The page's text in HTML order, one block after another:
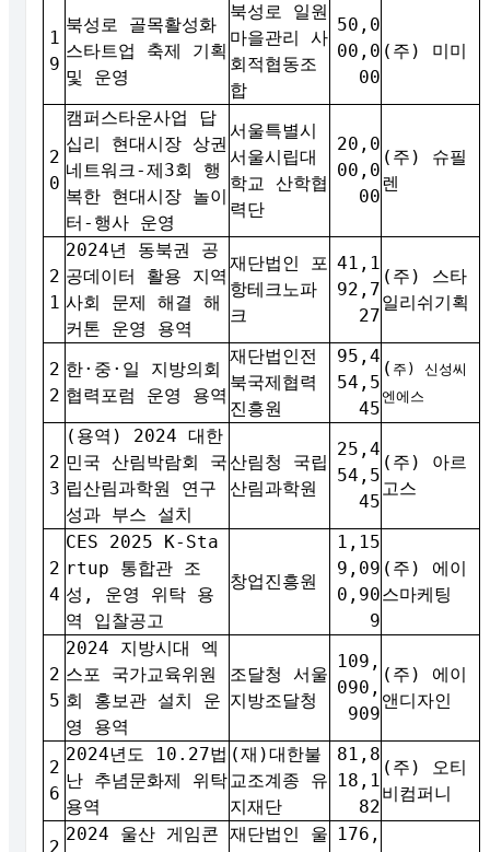
1
9
북성로 골목활성화
스타트업 축제 기획
및 운영
북성로 일원
마을관리 사
회적협동조
합
50,0
00,0
00
(주) 미미
2
0
캠퍼스타운사업 답
십리 현대시장 상권
네트워크-제3회 행
복한 현대시장 놀이
터-행사 운영
서울특별시
서울시립대
학교 산학협
력단
20,0
00,0
00
(주) 슈필
렌
2
1
2024년 동북권 공
공데이터 활용 지역
사회 문제 해결 해
커톤 운영 용역
재단법인 포
항테크노파
크
41,1
92,7
27
(주) 스타
일리쉬기획
2
2
한·중·일 지방의회
협력포럼 운영 용역
재단법인전
북국제협력
진흥원
95,4
54,5
45
( 주) 신성씨
엔에스
2
3
(용역) 2024 대한
민국 산림박람회 국
립산림과학원 연구
성과 부스 설치
산림청 국립
산림과학원
25,4
54,5
45
(주) 아르
고스
2
4
CES 2025 K-Sta
rtup 통합관 조
성, 운영 위탁 용
역 입찰공고
창업진흥원
1,15
9,09
0,90
9
(주) 에이
스마케팅
2
5
2024 지방시대 엑
스포 국가교육위원
회 홍보관 설치 운
영 용역
조달청 서울
지방조달청
109,
090,
909
(주) 에이
앤디자인
2
6
2024년도 10.27법
난 추념문화제 위탁
용역
(재)대한불
교조계종 유
지재단
81,8
18,1
82
(주) 오티
비컴퍼니
2
2024 울산 게임콘 재단법인 울 176,